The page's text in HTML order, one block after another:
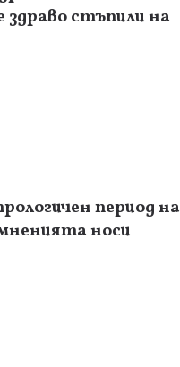
стъпили на
период на
носи